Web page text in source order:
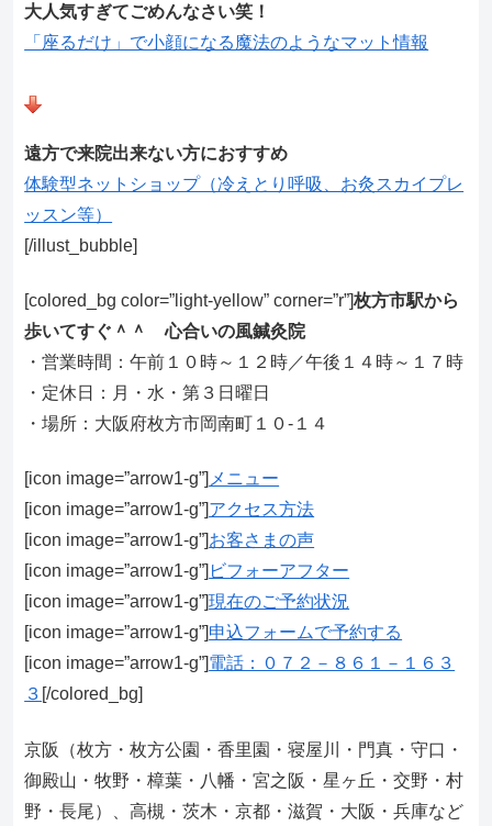
大人気すぎてごめんなさい笑！
「座るだけ」で小顔になる魔法のようなマット情報
遠方で来院出来ない方におすすめ
体験型ネットショップ（冷えとり呼吸、お灸スカイプレ
ッスン等）
[/illust_bubble]
[colored_bg color=”light‐yellow” corner=”r”]枚方市駅から
歩いてすぐ＾＾ 心合いの風鍼灸院
・営業時間：午前１０時～１２時／午後１４時～１７時
・定休日：月・水・第３日曜日
・場所：大阪府枚方市岡南町１０-１４
[icon image=”arrow1-g”] メニュー
[icon image=”arrow1-g”]アクセス方法
[icon image=”arrow1-g”]お客さまの声
[icon image=”arrow1-g”] ビフォーアフター
[icon image=”arrow1-g”]現在のご予約状況
[icon image=”arrow1-g”]申込フォームで予約する
[icon image=”arrow1-g”]電話：０７２－８６１－１６３
３ [/colored_bg]
京阪（枚方・枚方公園・香里園・寝屋川・門真・守口・
御殿山・牧野・樟葉・八幡・宮之阪・星ヶ丘・交野・村
野・長尾）、高槻・茨木・京都・滋賀・大阪・兵庫など